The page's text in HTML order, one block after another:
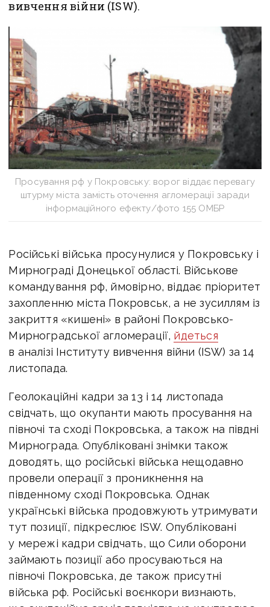
вивчення війни (ISW).
Просування рф у Покровську: ворог віддає перевагу
штурму міста замість оточення агломерації заради
інформаційного ефекту/фото 155 ОМБР
Російські війська просунулися у Покровську і
Мирнограді Донецької області. Військове
командування рф, ймовірно, віддає пріоритет
захопленню міста Покровськ, а не зусиллям із
закриття «кишені» в районі Покровсько-
Мирноградської агломерації, йдеться
в аналізі Інституту вивчення війни (ISW) за 14
листопада.
Геолокаційні кадри за 13 і 14 листопада
свідчать, що окупанти мають просування на
півночі та сході Покровська, а також на півдні
Мирнограда. Опубліковані знімки також
доводять, що російські війська нещодавно
провели операції з проникнення на
південному сході Покровська. Однак
українські війська продовжують утримувати
тут позиції, підкреслює ISW. Опубліковані
у мережі кадри свідчать, що Сили оборони
займають позиції або просуваються на
півночі Покровська, де також присутні
війська рф. Російські воєнкори визнають,